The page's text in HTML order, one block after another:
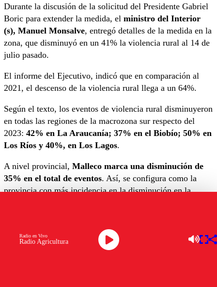
Durante la discusión de la solicitud del Presidente Gabriel
Boric para extender la medida, el ministro del Interior
(s), Manuel Monsalve, entregó detalles de la medida en la
zona, que disminuyó en un 41% la violencia rural al 14 de
julio pasado.
El informe del Ejecutivo, indicó que en comparación al
2021, el descenso de la violencia rural llega a un 64%.
Según el texto, los eventos de violencia rural disminuyeron
en todas las regiones de la macrozona sur respecto del
2023: 42% en La Araucanía; 37% en el Biobío; 50% en
Los Ríos y 40%, en Los Lagos.
A nivel provincial, Malleco marca una disminución de
35% en el total de eventos. Así, se configura como la
provincia con más incidencia en la disminución en la
APROBADO✅| La Sala del Senado aprobó
prórroga de la vigencia del estado de excepción
Radio Agricultura
Radio en Vivo